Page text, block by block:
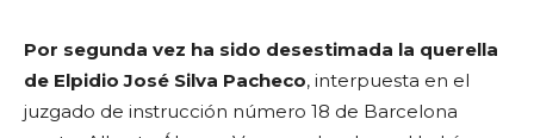
Por segunda vez ha sido desestimada la querella
de Elpidio José Silva Pacheco, interpuesta en el
juzgado de instrucción número 18 de Barcelona